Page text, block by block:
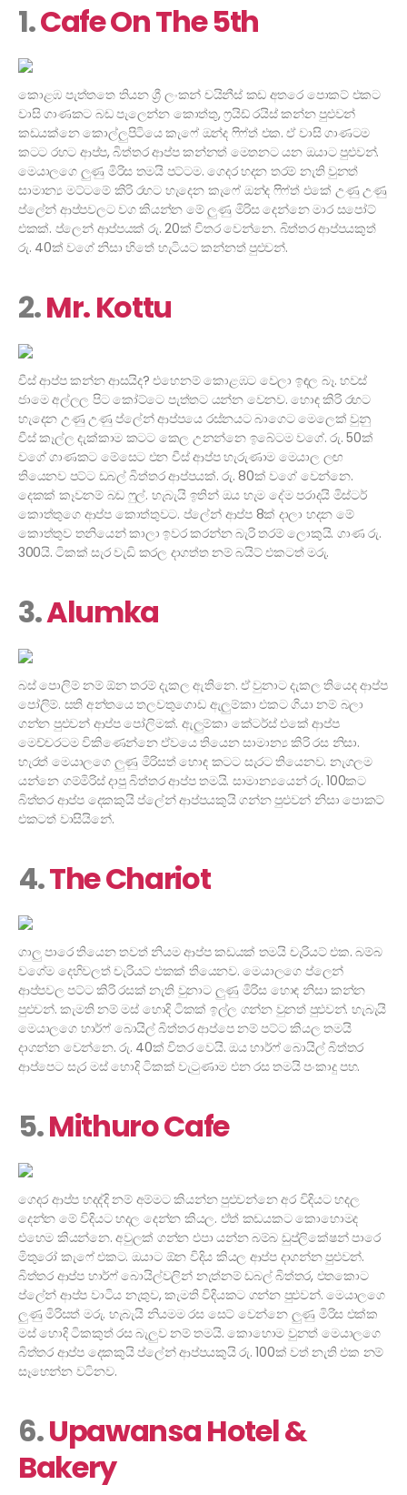
1.Cafe On The 5th
කොළඹ පැත්තතෙ තියන ශ්‍රී ලංකන් චයිනීස් කඩ අතරෙ පොකට් එකට
වාසි ගාණකට බඩ පැලෙන්න කොත්තු, ෆ්‍රයිඩ් රයිස් කන්න පුළුවන්
කඩයක්නෙ කොල්ලුපිටියෙ කැෆේ ඔන්ද ෆිෆ්ත් එක. ඒ වාසි ගාණටම
කටට රහට ආප්ප, බිත්තර ආප්ප කන්නත් මෙතනට යන ඔයාට පුළුවන්.
මෙයාලගෙ ලුණු මිරිස තමයි පට්ටම. ගෙදර හදන තරම් නැති වුනත්
සාමාන්‍ය මට්ටමේ කිරි රහට හැදෙන කැෆේ ඔන්ද ෆිෆ්ත් එකේ උණු උණු
ප්ලේන් ආප්පවලට වග කියන්න මේ ලුණු මිරිස දෙන්නෙ මාර සපෝට්
එකක්. ප්ලෙන් ආප්පයක් රු. 20ක් විතර වෙන්නෙ. බිත්තර ආප්පයකුත්
රු. 40ක් වගේ නිසා හිතේ හැටියට කන්නත් පුළුවන්.
2.Mr. Kottu
චීස් ආප්ප කන්න ආසයිද? එහෙනම් කොළඹට වෙලා ඉඳල බෑ. හවස්
ජාමෙ අල්ලල පිට කෝට්ටෙ පැත්තට යන්න වෙනව. හොඳ කිරි රහට
හැදෙන උණු උණු ප්ලේන් ආප්පයෙ රස්නයට බාගෙට මෙලෙක් වුනු
චීස් කෑල්ල දැක්කාම කටට කෙල උනන්නෙ ඉබේටම වගේ. රු. 50ක්
වගේ ගාණකට මේසෙට එන චීස් ආප්ප හැරුණාම මෙයාල ලඟ
තියෙනව පට්ට ඩබල් බිත්තර ආප්පයක්. රු. 80ක් වගේ වෙන්නෙ.
දෙකක් කෑවනම් බඩ ෆුල්. හැබැයි ඉතින් ඔය හැම දේම පරාදයි මිස්ටර්
කොත්තුගෙ ආප්ප කොත්තුවට. ප්ලේන් ආප්ප 8ක් දාලා හදන මේ
කොත්තුව තනියෙන් කාලා ඉවර කරන්න බැරි තරම් ලොකුයි. ගාණ රු.
300යි. ටිකක් සැර වැඩි කරල දාගත්ත නම් බයිට් එකටත් මරු.
3.Alumka
බස් පොලිම් නම් ඕන තරම් දැකල ඇතිනෙ. ඒ වුනාට දැකල තියෙද ආප්ප
පෝලිම්. සති අන්තයෙ තලවතුගොඩ ඇලුම්කා එකට ගියා නම් බලා
ගන්න පුළුවන් ආප්ප පෝලිමක්. ඇලුම්කා කේටර්ස් එකේ ආප්ප
මෙච්චරටම විකිණෙන්නෙ ඒවයෙ තියෙන සාමාන්‍ය කිරි රස නිසා.
හැරත් මෙයාලගෙ ලුණු මිරිසත් හොඳ කටට සැරට තියෙනව. නැගලම
යන්නෙ ගම්මිරිස් දාපු බිත්තර ආප්ප තමයි. සාමාන්‍යයෙන් රු. 100කට
බිත්තර ආප්ප දෙකකුයි ප්ලේන් ආප්පයකුයි ගන්න පුළුවන් නිසා පොකට්
එකටත් වාසියිනේ.
4.The Chariot
ගාලු පාරෙ තියෙන තවත් නියම ආප්ප කඩයක් තමයි චැරියට් එක. බම්බ
වගේම දෙහිවලත් චැරියට් එකක් තියෙනව. මෙයාලගෙ ප්ලෙන්
ආප්පවල පට්ට කිරි රසක් නැති වුනාට ලුණු මිරිස හොඳ නිසා කන්න
පුළුවන්. කැමති නම් මස් හොදි ටිකක් ඉල්ල ගන්න වුනත් පුළුවන්. හැබැයි
මෙයාලගෙ හාර්ෆ් බොයිල් බිත්තර ආප්පෙ නම් පට්ට කියල තමයි
දාගන්න වෙන්නෙ. රු. 40ක් විතර වෙයි. ඔය හාර්ෆ් බොයිල් බිත්තර
ආප්පෙට සැර මස් හොදි ටිකක් වැටුණාම එන රස තමයි පංකාදු පහ.
5.Mithuro Cafe
ගෙදර ආප්ප හදද්දි නම් අම්මට කියන්න පුළුවන්නෙ අර විදියට හදල
දෙන්න මේ විදියට හදල දෙන්න කියල. ඒත් කඩයකට කොහොමද
එහෙම කියන්නෙ. අවුලක් ගන්න එපා යන්න බම්බ ඩුප්ලිකේෂන් පාරෙ
මිතුරෝ කැෆේ එකට. ඔයාට ඕන විදිය කියල ආප්ප දාගන්න පුළුවන්.
බිත්තර ආප්ප හාර්ෆ් බොයිල්වලින් නැත්නම් ඩබල් බිත්තර, එතකොට
ප්ලේන් ආප්ප වාටිය නැතුව, කැමති විදියකට ගන්න පුළුවන්. මෙයාලගෙ
ලුණු මිරිසත් මරු. හැබැයි නියමම රස සෙට් වෙන්නෙ ලුණු මිරිස එක්ක
මස් හොදි ටිකකුත් රස බැලුව නම් තමයි. කොහොම වුනත් මෙයාලගෙ
බිත්තර ආප්ප දෙකකුයි ප්ලේන් ආප්පයකුයි රු. 100ක් වත් නැති එක නම්
සෑහෙන්න වටිනව.
6.Upawansa Hotel &
Bakery